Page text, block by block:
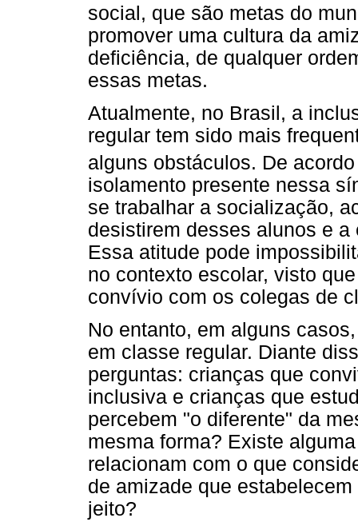
social, que são metas do
promover uma cultura da
deficiência, de qualquer
essas metas.
Atualmente, no Brasil, a
regular tem sido mais
alguns obstáculos. De
isolamento presente nessa
se trabalhar a socialização,
desistirem desses alunos e
Essa atitude pode
no contexto escolar, visto
convívio com os colegas de
No entanto, em alguns
em classe regular. Diante
perguntas: crianças que
inclusiva e crianças que
percebem "o diferente" da
mesma forma? Existe
relacionam com o que
de amizade que
jeito?